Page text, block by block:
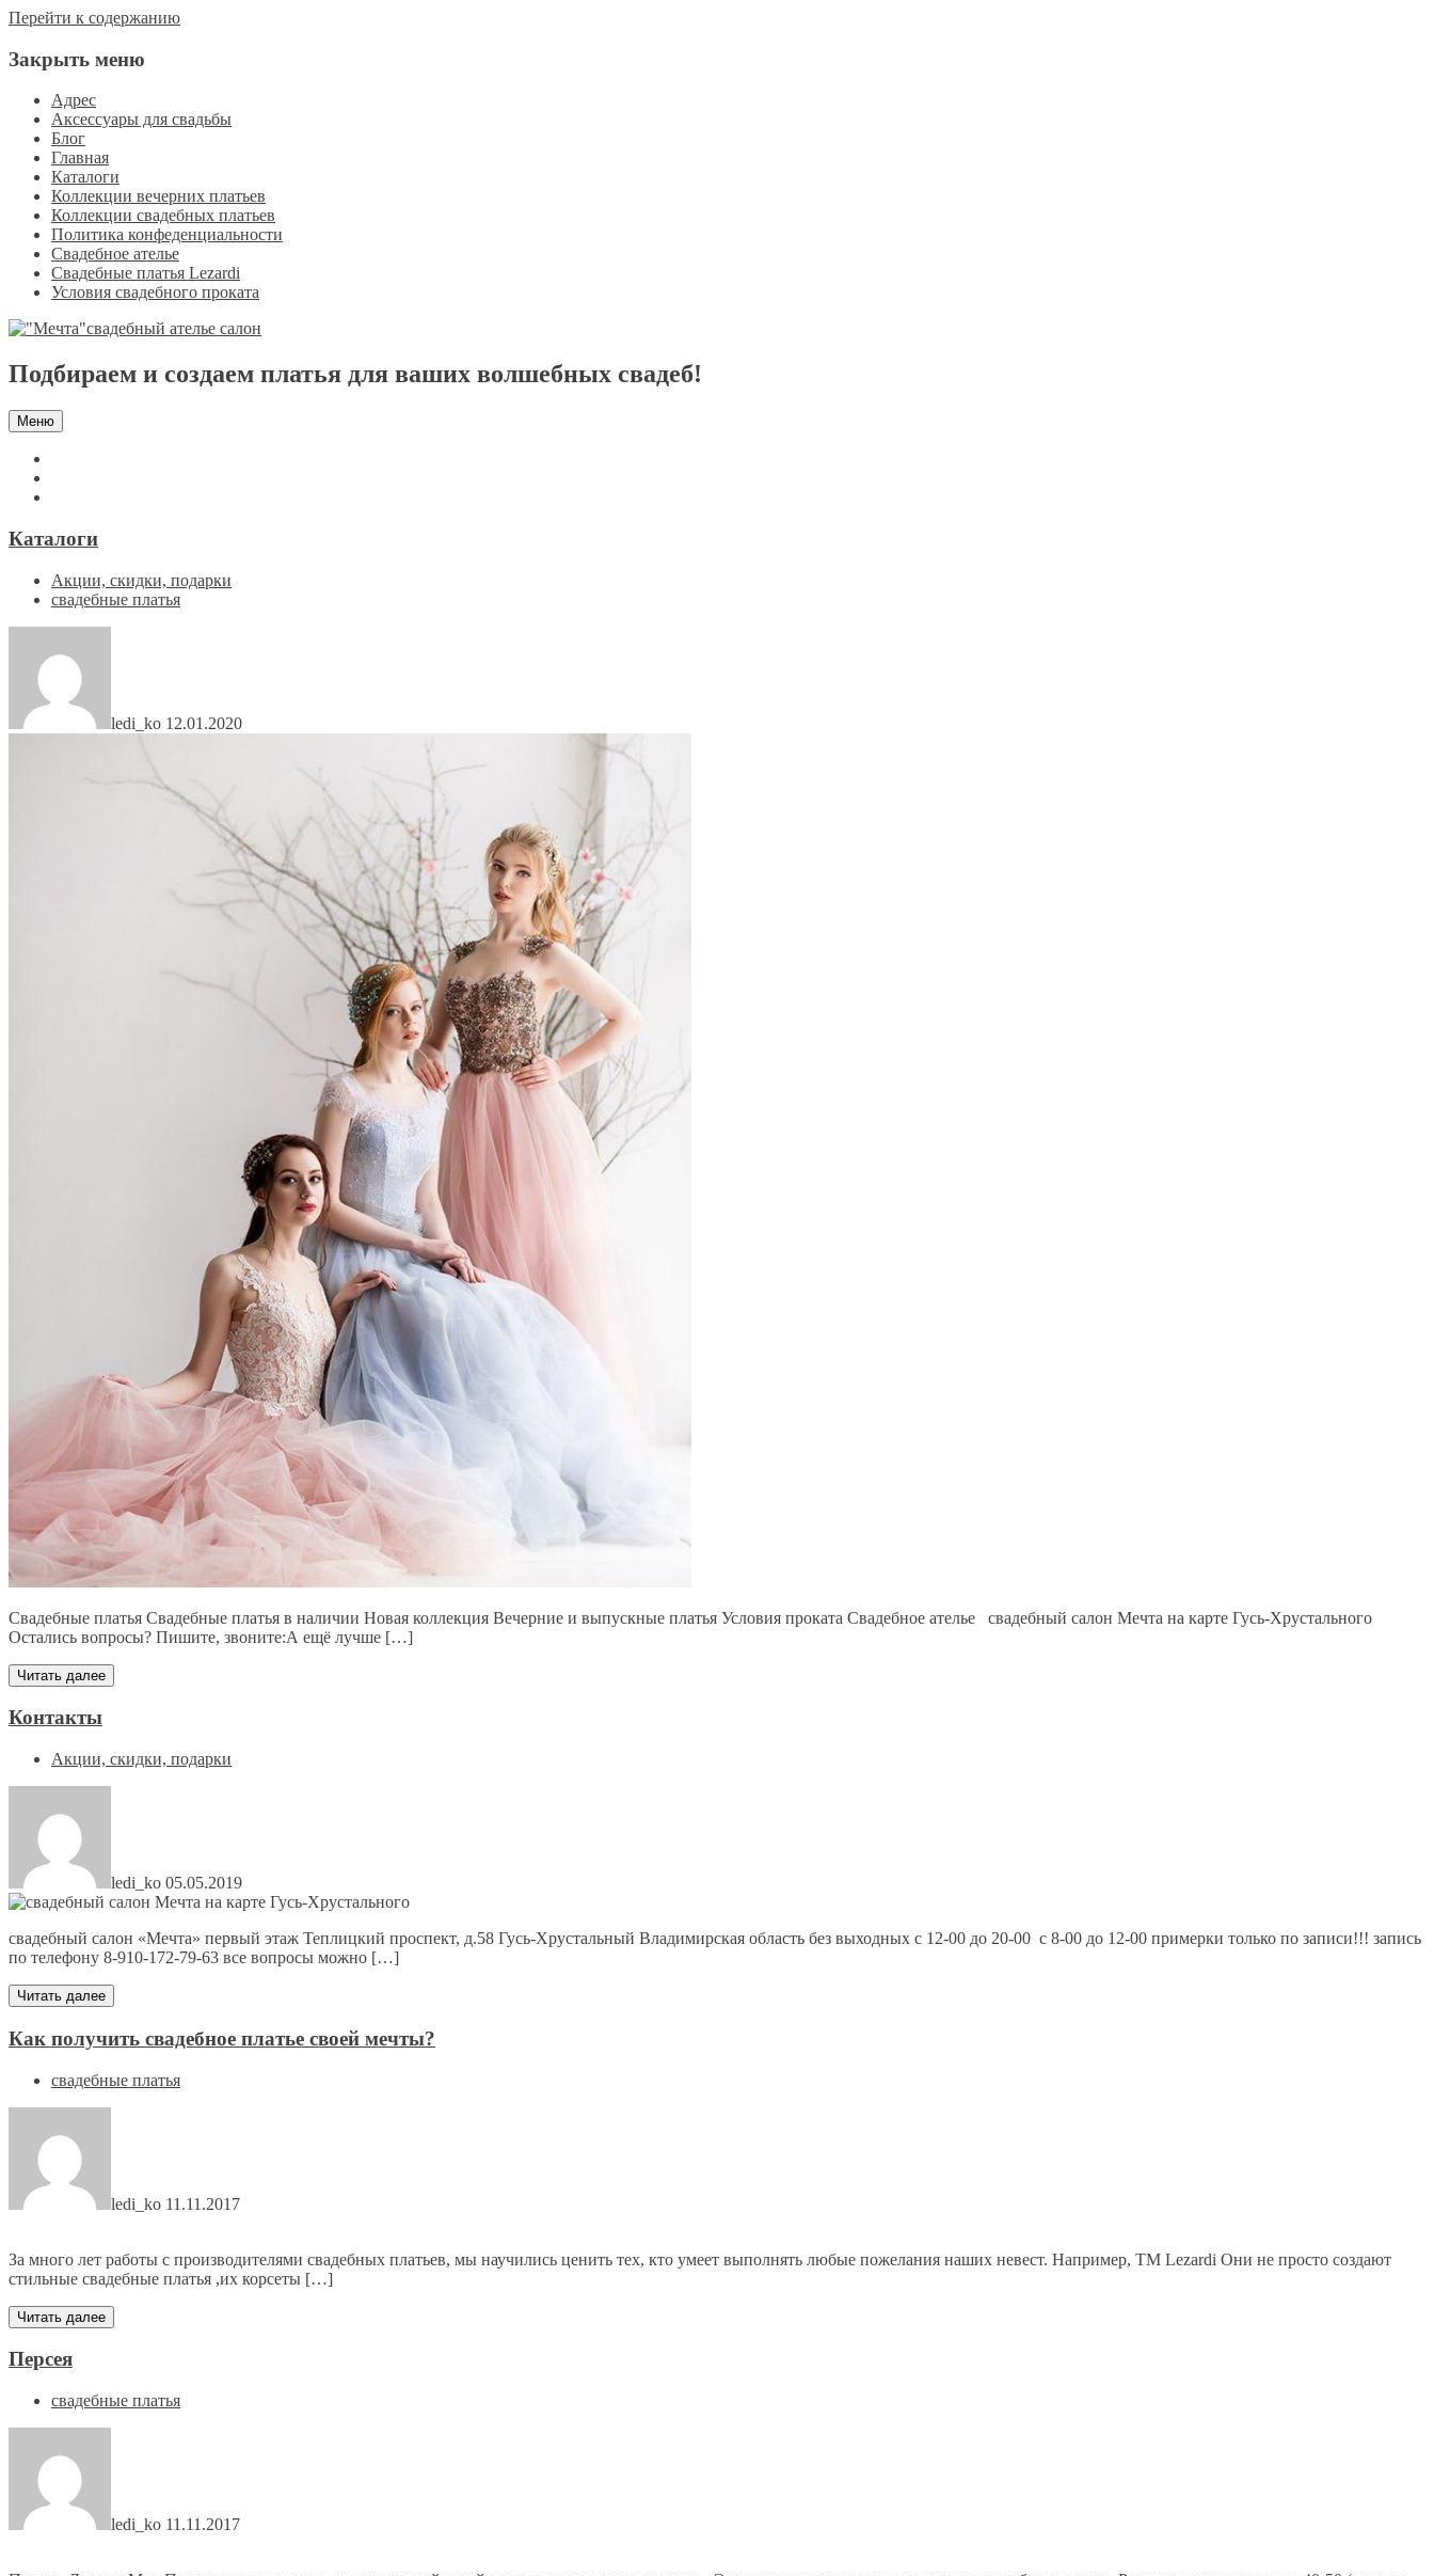
Перейти к содержанию
Закрыть меню
Адрес
Аксессуары для свадьбы
Блог
Главная
Каталоги
Коллекции вечерних платьев
Коллекции свадебных платьев
Политика конфеденциальности
Свадебное ателье
Свадебные платья Lezardi
Условия свадебного проката
Подбираем и создаем платья для ваших волшебных свадеб!
Меню
Каталоги
Акции, скидки, подарки
свадебные платья
ledi_ko 12.01.2020
Свадебные платья Свадебные платья в наличии Новая коллекция Вечерние и выпускные платья Условия проката Свадебное ателье свадебный салон Мечта на карте Гусь-Хрустального
Остались вопросы? Пишите, звоните:А ещё лучше […]
Читать далее
Контакты
Акции, скидки, подарки
ledi_ko 05.05.2019
свадебный салон «Мечта» первый этаж Теплицкий проспект, д.58 Гусь-Хрустальный Владимирская область без выходных с 12-00 до 20-00 с 8-00 до 12-00 примерки только по записи!!! запись
по телефону 8-910-172-79-63 все вопросы можно […]
Читать далее
Как получить свадебное платье своей мечты?
свадебные платья
ledi_ko 11.11.2017
За много лет работы с производителями свадебных платьев, мы научились ценить тех, кто умеет выполнять любые пожелания наших невест. Например, ТМ Lezardi Они не просто создают
стильные свадебные платья ,их корсеты […]
Читать далее
Персея
свадебные платья
ledi_ko 11.11.2017